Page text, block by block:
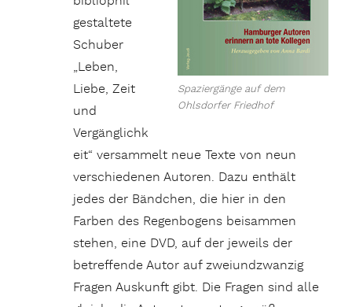
Spaziergänge auf dem
Ohlsdorfer Friedhof
gestaltete
Schuber
„Leben,
Liebe, Zeit
und
Vergänglichk
eit“ versammelt neue Texte von neun
verschiedenen Autoren. Dazu enthält
jedes der Bändchen, die hier in den
Farben des Regenbogens beisammen
stehen, eine DVD, auf der jeweils der
betreffende Autor auf zweiundzwanzig
Fragen Auskunft gibt. Die Fragen sind alle